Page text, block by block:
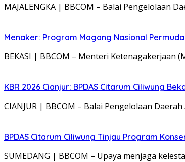
MAJALENGKA | BBCOM – Balai Pengelolaan
Menaker: Program Magang Nasional
BEKASI | BBCOM – Menteri Ketenagakerjaan
KBR 2026 Cianjur: BPDAS Citarum Ciliwung
CIANJUR | BBCOM – Balai Pengelolaan
BPDAS Citarum Ciliwung Tinjau Program
SUMEDANG | BBCOM – Upaya menjaga